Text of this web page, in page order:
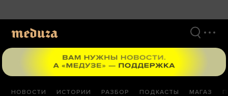
НОВОСТИ ИСТОРИИ РАЗБОР ПОДКАСТЫ МАГАЗ